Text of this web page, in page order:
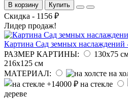
В корзину Купить
Скидка - 1156 ₽
Лидер продаж!
Картина Сад земных наслаждений
РАЗМЕР КАРТИНЫ:
130x75
216х125 см
МАТЕРИАЛ:
на
на стекле
дереве